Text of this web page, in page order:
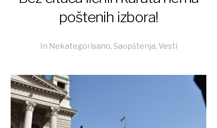
poštenih izbora!
In Nekategorisano, Saopštenja, Vesti